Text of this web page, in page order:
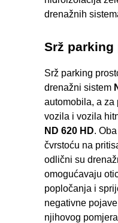
drenažnih
Srž parking
Srž parking
drenažni sistem
automobila, a za
vozila i vozila
ND 620 HD.
čvrstoću na
odlični su
omogućavaju
popločanja i
negativne
njihovog